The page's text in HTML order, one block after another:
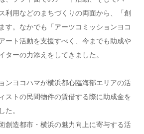
利用などのまちづくりの両面から、「創
す。なかでも「アーツコミッションヨコ
ート活動を支援すべく、今までも助成や
ターの力添えをしてきました。
ンヨコハマが横浜都心臨海部エリアの活
ストの民間物件の賃借する際に助成金を
た。
創造都市・横浜の魅力向上に寄与する活